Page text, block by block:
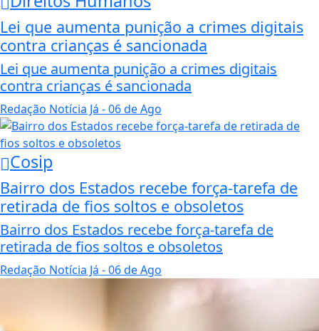
Lei que aumenta punição a crimes digitais
contra crianças é sancionada
Lei que aumenta punição a crimes digitais
contra crianças é sancionada
Redação Notícia Já - 06 de Ago
Cosip
Bairro dos Estados recebe força-tarefa de
retirada de fios soltos e obsoletos
Bairro dos Estados recebe força-tarefa de
retirada de fios soltos e obsoletos
Redação Notícia Já - 06 de Ago